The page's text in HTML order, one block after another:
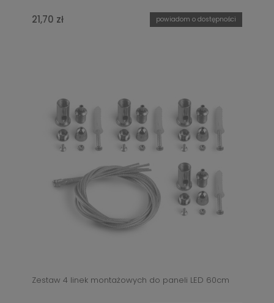
21,70 zł powiadom o dostępności
Zestaw 4 linek montażowych do paneli LED 60cm